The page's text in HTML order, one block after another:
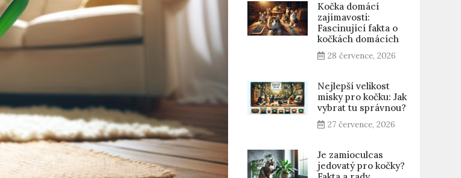
Kočka domácí
zajímavosti:
Fascinující fakta o
kočkách domácích
28 července, 2026
Nejlepší velikost
misky pro kočku: Jak
vybrat tu správnou?
27 července, 2026
Je zamioculcas
jedovatý pro kočky?